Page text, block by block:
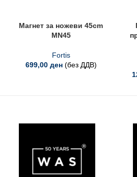
Магнет за ножеви 45cm
MN45
Fortis
699,00 ден (без ДДВ)